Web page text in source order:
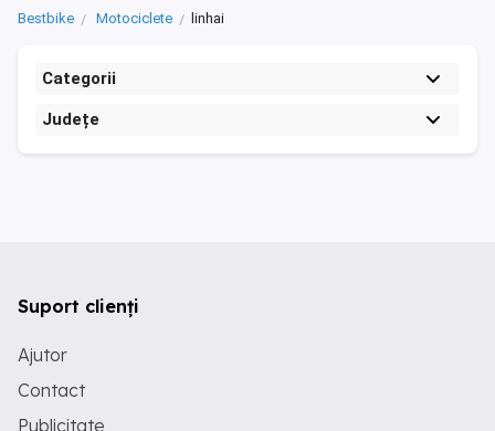
Bestbike Motociclete linhai
Categorii
Județe
Suport clienți
Ajutor
Contact
Publicitate